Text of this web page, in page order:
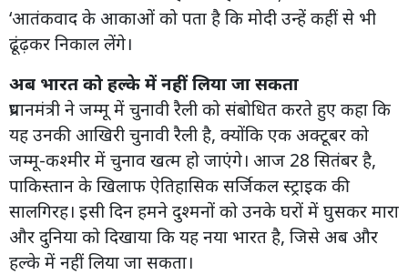
‘आतंकवाद के आकाओं को पता है कि मोदी उन्हें कहीं से भी
ढूंढ़कर निकाल लेंगे।
अब भारत को हल्के में नहीं लिया जा सकता
प्रधानमंत्री ने जम्मू में चुनावी रैली को संबोधित करते हुए कहा कि
यह उनकी आखिरी चुनावी रैली है, क्योंकि एक अक्टूबर को
जम्मू-कश्मीर में चुनाव खत्म हो जाएंगे। आज 28 सितंबर है,
पाकिस्तान के खिलाफ ऐतिहासिक सर्जिकल स्ट्राइक की
सालगिरह। इसी दिन हमने दुश्मनों को उनके घरों में घुसकर मारा
और दुनिया को दिखाया कि यह नया भारत है, जिसे अब और
हल्के में नहीं लिया जा सकता।